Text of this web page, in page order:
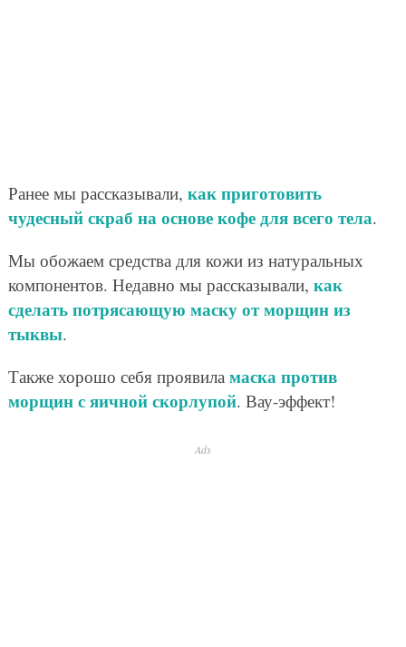
Ранее мы рассказывали, как приготовить
чудесный скраб на основе кофе для всего тела.
Мы обожаем средства для кожи из натуральных
компонентов. Недавно мы рассказывали, как
сделать потрясающую маску от морщин из
тыквы.
Также хорошо себя проявила маска против
морщин с яичной скорлупой. Вау-эффект!
Ads